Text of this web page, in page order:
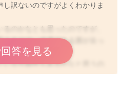
訳ないのですがよくわかりま
のかなとも思ったのですが、
るので、皮膚である唇が尖っ
疑問が残ります。
る可能性もあるかなと思うの
認していただくのが1番良いか
答を見る